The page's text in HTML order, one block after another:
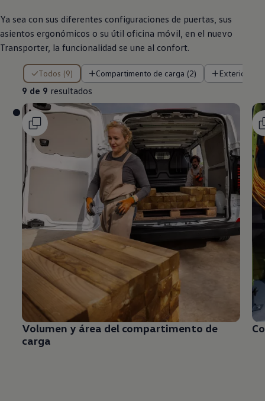
Ya sea con sus diferentes configuraciones de puertas, sus
asientos ergonómicos o su útil oficina móvil, en el nuevo
Transporter, la funcionalidad se une al confort.
Todos (9) Compartimento de carga (2) Exterior (5)
9 de 9 resultados
9 de 9 resultados
Volumen y área del compartimento de
carga